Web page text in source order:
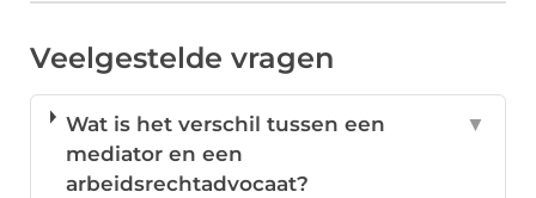
Veelgestelde vragen
Wat is het verschil tussen een
mediator en een
arbeidsrechtadvocaat?
▼